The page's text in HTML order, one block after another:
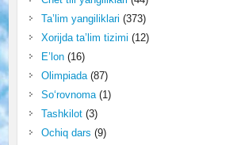
Ta’lim yangiliklari (373)
Xorijda ta’lim tizimi (12)
E’lon(16)
Olimpiada(87)
So‘rovnoma(1)
Tashkilot(3)
Ochiq dars (9)